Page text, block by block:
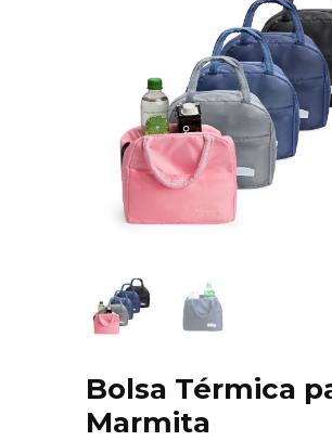
Bolsa Térmica
Marmita